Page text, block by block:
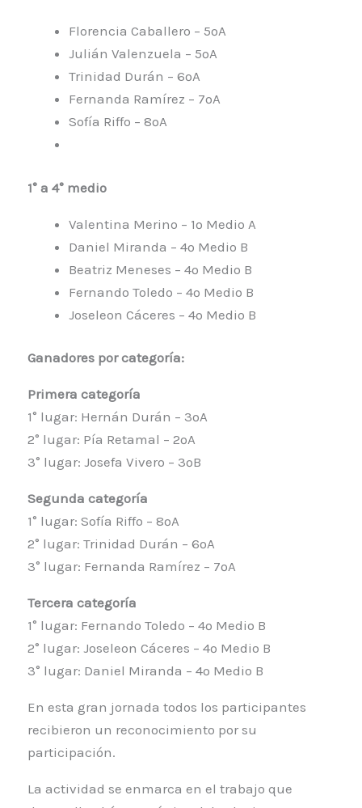
Florencia Caballero – 5ºA
Julián Valenzuela – 5ºA
Trinidad Durán – 6ºA
Fernanda Ramírez – 7ºA
Sofía Riffo – 8ºA
1° a 4° medio
Valentina Merino – 1º Medio A
Daniel Miranda – 4º Medio B
Beatriz Meneses – 4º Medio B
Fernando Toledo – 4º Medio B
Joseleon Cáceres – 4º Medio B
Ganadores por categoría:
Primera categoría
1° lugar: Hernán Durán – 3ºA
2° lugar: Pía Retamal – 2ºA
3° lugar: Josefa Vivero – 3ºB
Segunda categoría
1° lugar: Sofía Riffo – 8ºA
2° lugar: Trinidad Durán – 6ºA
3° lugar: Fernanda Ramírez – 7ºA
Tercera categoría
1° lugar: Fernando Toledo – 4º Medio B
2° lugar: Joseleon Cáceres – 4º Medio B
3° lugar: Daniel Miranda – 4º Medio B
En esta gran jornada todos los participantes
recibieron un reconocimiento por su
participación.
La actividad se enmarca en el trabajo que